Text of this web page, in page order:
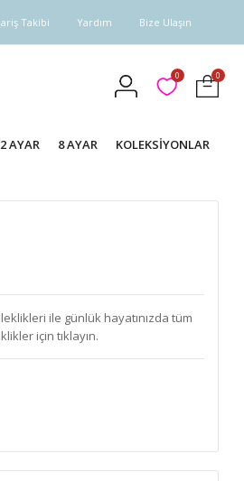
Takibi Yardım Bize Ulaşın
0 0
AYAR 8 AYAR KOLEKSİYONLAR
ile günlük hayatınızda tüm
için tıklayın.